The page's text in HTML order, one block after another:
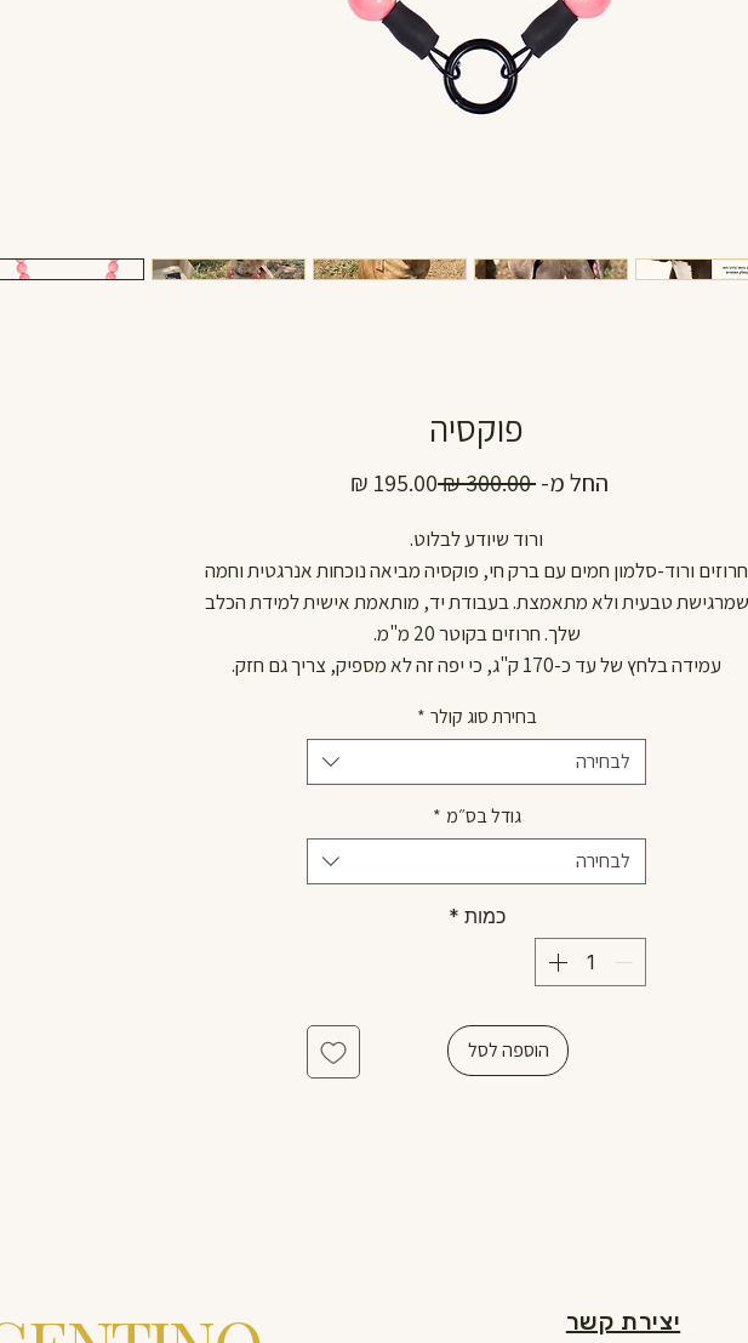
פוקסיה
החל מ- ‏300.00 ‏₪
מחיר
ורוד שיודע לבלוט.
חרוזים ורוד-סלמון חמים עם ברק חי, פוקסיה מביאה נוכחות אנרגטית וחמה
שמרגישת טבעית ולא מתאמצת. בעבודת יד, מותאמת אישית למידת הכלב
שלך. חרוזים בקוטר 20 מ"מ.
עמידה בלחץ של עד כ-170 ק"ג, כי יפה זה לא מספיק, צריך גם חזק.
בחירת סוג קולר *
לבחירה
גודל בס״מ *
לבחירה
כמות *
הוספה לסל
יצירת קשר